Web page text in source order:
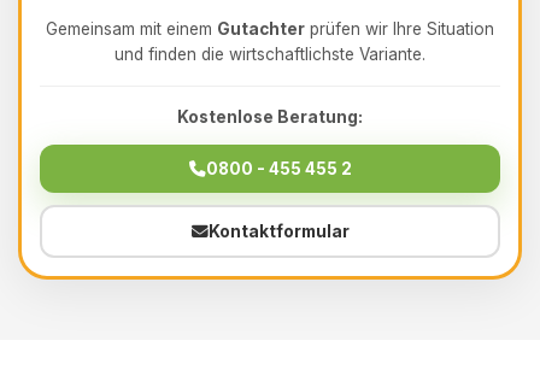
Gemeinsam mit einem Gutachter prüfen wir Ihre Situation
und finden die wirtschaftlichste Variante.
Kostenlose Beratung:
0800 - 455 455 2
Kontaktformular